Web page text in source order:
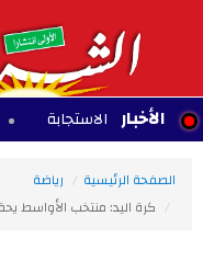
الأخبار
الاستجابة 07:52 - 2026/08/06
الصفحة الرئيسية
رياضة
كرة اليد: منتخب الأواسط